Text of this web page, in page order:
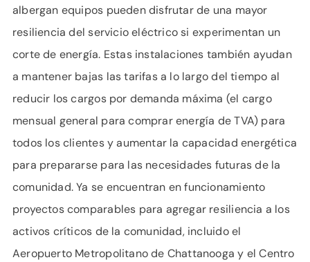
albergan equipos pueden disfrutar de una mayor
resiliencia del servicio eléctrico si experimentan un
corte de energía. Estas instalaciones también ayudan
a mantener bajas las tarifas a lo largo del tiempo al
reducir los cargos por demanda máxima (el cargo
mensual general para comprar energía de TVA) para
todos los clientes y aumentar la capacidad energética
para prepararse para las necesidades futuras de la
comunidad. Ya se encuentran en funcionamiento
proyectos comparables para agregar resiliencia a los
activos críticos de la comunidad, incluido el
Aeropuerto Metropolitano de Chattanooga y el Centro